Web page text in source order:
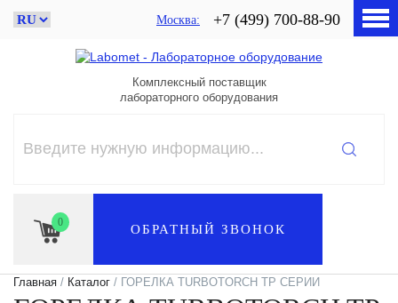
Москва +7 (499) 700-88-90
Комплексный поставщик
лабораторного оборудования
0 ОБРАТНЫЙ ЗВОНОК
Главная / Каталог / ГОРЕЛКА TURBOTORCH TP СЕРИИ